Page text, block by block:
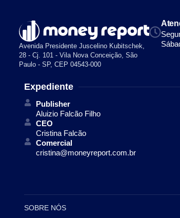
Avenida Presidente Juscelino Kubitschek,
28 - Cj. 101 - Vila Nova Conceição, São
Paulo - SP, CEP 04543-000
Expediente
Publisher
Aluizio Falcão Filho
CEO
Cristina Falcão
Comercial
cristina@moneyreport.com.br
SOBRE NÓS